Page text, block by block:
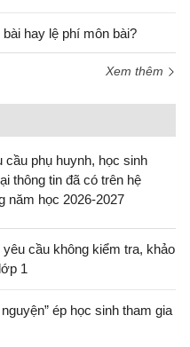
hay lệ phí môn bài?
Xem thêm
cầu phụ huynh, học sinh
thông tin đã có trên hệ
năm học 2026-2027
cầu không kiểm tra, khảo
1
ép học sinh tham gia